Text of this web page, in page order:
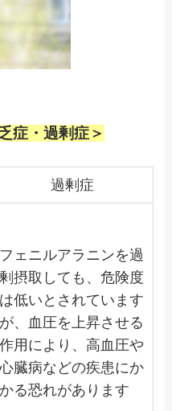
症・過剰症＞
過剰症
フェニルアラニンを過
剰摂取しても、危険度
は低いとされています
が、血圧を上昇させる
作用により、高血圧や
心臓病などの疾患にか
かる恐れがあります